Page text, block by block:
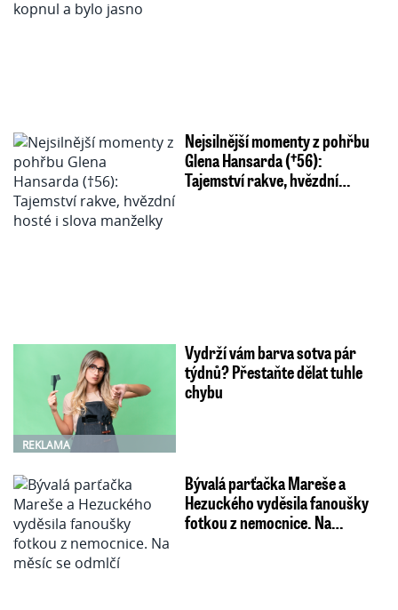
Nejsilnější momenty z pohřbu
Glena Hansarda (†56):
Tajemství rakve, hvězdní…
REKLAMA
Vydrží vám barva sotva pár
týdnů? Přestaňte dělat tuhle
chybu
Bývalá parťačka Mareše a
Hezuckého vyděsila fanoušky
fotkou z nemocnice. Na…